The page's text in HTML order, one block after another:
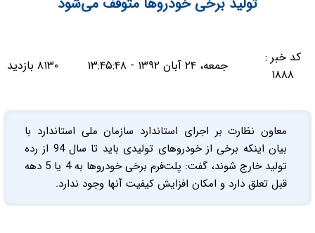
کد خبر :
۱۸۸۸
جمعه، ۲۴ آبان ۱۳۹۲ - ۱۳:۴۵:۴۸ ۸۱۳۰ بازدید
معاون نظارت بر اجرای استاندارد سازمان ملی استاندارد با
بیان اینکه برخی از خودروهای تولیدی باید تا سال 94 از رده
تولید خارج شوند، گفت: پلت‌فرم برخی خودروها به 4 یا 5 دهه
قبل تعلق دارد و امکان افزایش کیفیت آنها وجود ندارد.